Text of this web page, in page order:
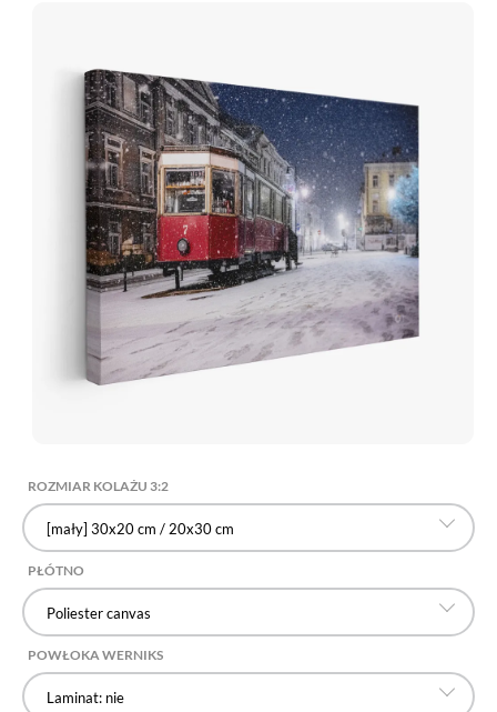
ROZMIAR KOLAŻU 3:2
[mały] 30x20 cm / 20x30 cm
PŁÓTNO
Poliester canvas
POWŁOKA WERNIKS
Laminat: nie